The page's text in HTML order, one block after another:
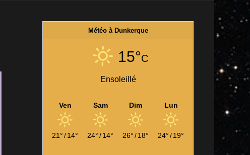
Météo à Dunkerque
15°C
Ensoleillé
Ven
21°/14°
Sam
24°/14°
Dim
26°/18°
Lun
24°/19°